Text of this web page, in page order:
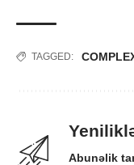
TAGGED:
Abunəlik